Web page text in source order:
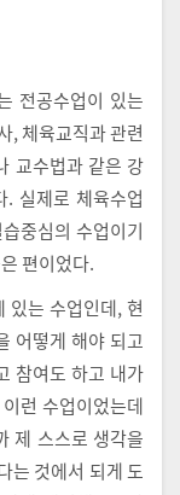
전공수업이 있는
, 체육교직과 관련
교수법과 같은 강
. 실제로 체육수업
중심의 수업이기
편이었다.
있는 수업인데, 현
어떻게 해야 되고
참여도 하고 내가
런 수업이었는데
제 스스로 생각을
는 것에서 되게 도